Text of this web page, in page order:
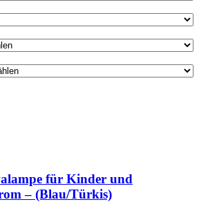
für Kinder und
– (Blau/Türkis)